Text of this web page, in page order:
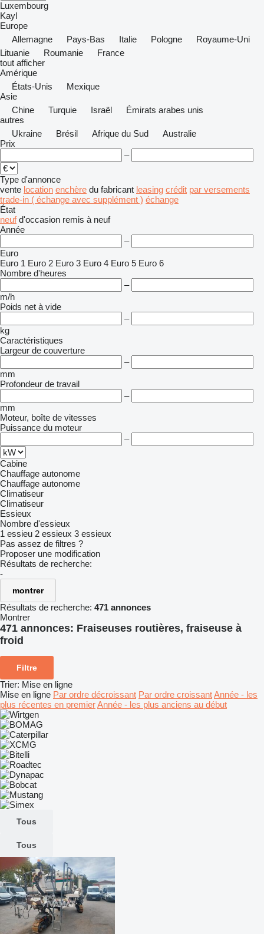
Luxembourg
Kayl
Europe
Allemagne
Pays-Bas Italie Pologne
Royaume-Uni
Lituanie
Roumanie
France
tout afficher
Amérique
États-Unis
Mexique
Asie
Chine
Turquie Israël
Émirats arabes unis
autres
Ukraine
Brésil Afrique du Sud
Australie
Prix
–
Type d'annonce
vente location enchère du fabricant leasing crédit par versements
trade-in ( échange avec supplément ) échange
État
neuf d'occasion remis à neuf
Année
–
Euro
Euro 1 Euro 2 Euro 3 Euro 4 Euro 5 Euro 6
Nombre d'heures
–
m/h
Poids net à vide
–
kg
Caractéristiques
Largeur de couverture
–
mm
Profondeur de travail
–
mm
Moteur, boîte de vitesses
Puissance du moteur
–
Cabine
Chauffage autonome
Chauffage autonome
Climatiseur
Climatiseur
Essieux
Nombre d'essieux
1 essieu 2 essieux 3 essieux
Pas assez de filtres ?
Proposer une modification
Résultats de recherche:
-
montrer
Résultats de recherche: 471 annonces
Montrer
471 annonces: Fraiseuses routières, fraiseuse à
froid
Filtre
Trier: Mise en ligne
Mise en ligne Par ordre décroissant Par ordre croissantAnnée - les
plus récentes en premierAnnée - les plus anciens au début
Tous
Tous